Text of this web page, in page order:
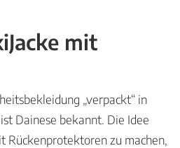
mit
„verpackt“ in
Dainese bekannt. Die Idee
Rückenprotektoren zu machen,